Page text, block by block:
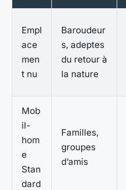
Empl
ace
men
t nu
Baroudeur
s, adeptes
du retour à
la nature
Mob
il-
hom
e
Stan
dard
Familles,
groupes
d’amis